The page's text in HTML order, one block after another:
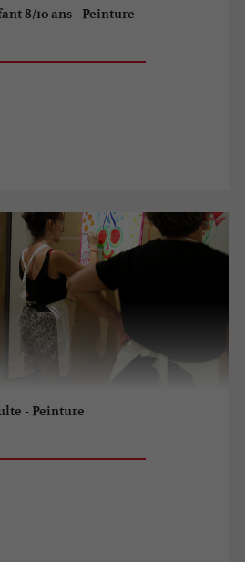
8/10 ans - Peinture
- Peinture